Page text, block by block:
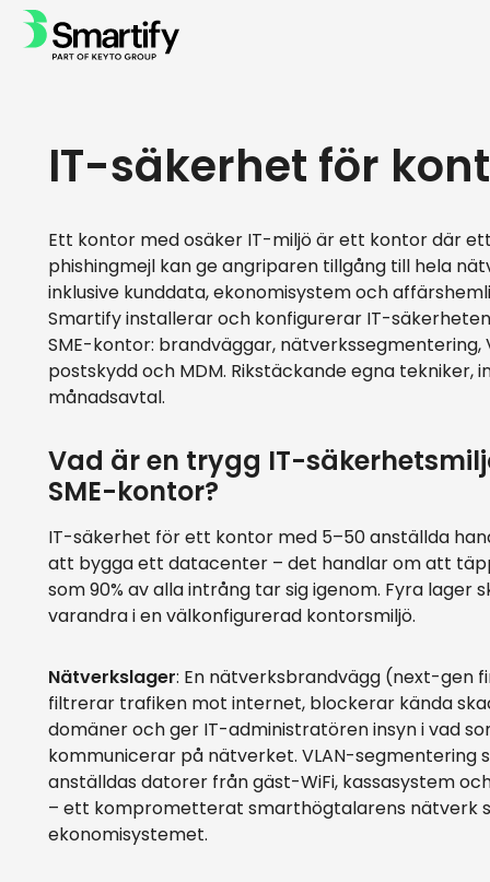
IT-säkerhet för
Ett kontor med osäker IT-miljö är ett kontor där
phishingmejl kan ge angriparen tillgång till hela
inklusive kunddata, ekonomisystem och
Smartify installerar och konfigurerar IT-
SME-kontor: brandväggar, nätverkssegmentering,
postskydd och MDM. Rikstäckande egna tekniker,
månadsavtal.
Vad är en trygg IT-
SME-kontor?
IT-säkerhet för ett kontor med 5–50 anställda
att bygga ett datacenter – det handlar om att
som 90% av alla intrång tar sig igenom. Fyra lager
varandra i en välkonfigurerad kontorsmiljö.
Nätverkslager: En nätverksbrandvägg (next-gen
filtrerar trafiken mot internet, blockerar kända
domäner och ger IT-administratören insyn i vad
kommunicerar på nätverket. VLAN-segmentering
anställdas datorer från gäst-WiFi, kassasystem
– ett komprometterat smarthögtalarens nätverk
ekonomisystemet.